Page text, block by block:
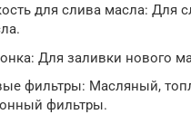
для слива масла: Для
Для заливки нового
фильтры: Масляный,
фильтры.